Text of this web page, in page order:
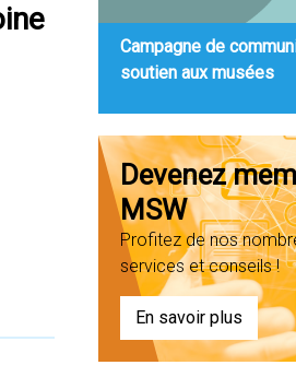
Campagne de
soutien aux musées
Devenez
MSW
Profitez de nos
services et conseils !
En savoir plus